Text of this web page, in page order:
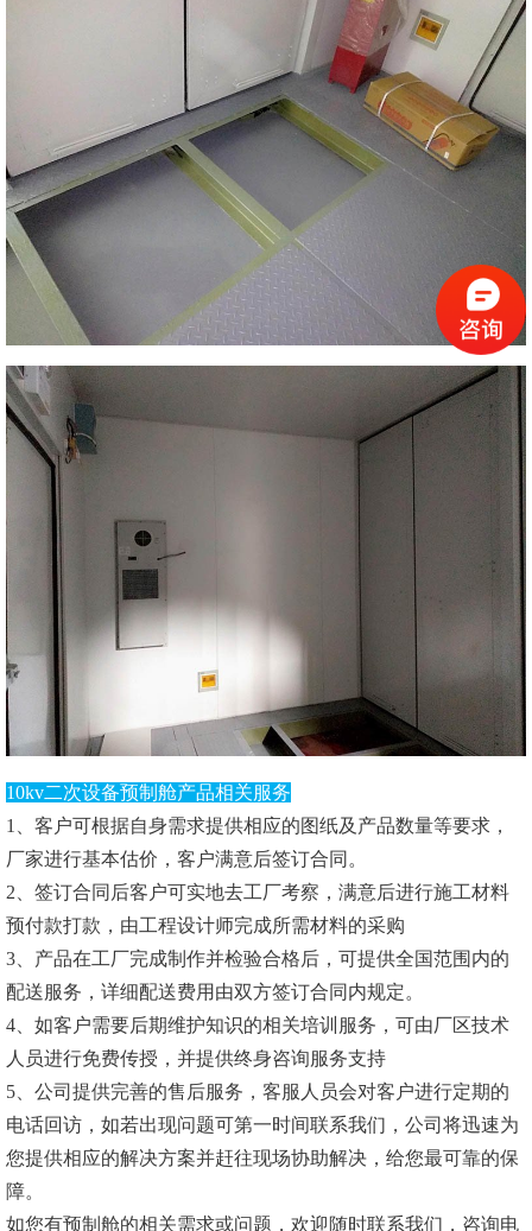
10kv二次设备预制舱产品相关服务
1、客户可根据自身需求提供相应的图纸及产品数量等要求，
厂家进行基本估价，客户满意后签订合同。
2、签订合同后客户可实地去工厂考察，满意后进行施工材料
预付款打款，由工程设计师完成所需材料的采购
3、产品在工厂完成制作并检验合格后，可提供全国范围内的
配送服务，详细配送费用由双方签订合同内规定。
4、如客户需要后期维护知识的相关培训服务，可由厂区技术
人员进行免费传授，并提供终身咨询服务支持
5、公司提供完善的售后服务，客服人员会对客户进行定期的
电话回访，如若出现问题可第一时间联系我们，公司将迅速为
您提供相应的解决方案并赶往现场协助解决，给您最可靠的保
障。
如您有预制舱的相关需求或问题，欢迎随时联系我们，咨询电